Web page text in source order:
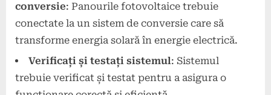
conversie: Panourile fotovoltaice trebuie
conectate la un sistem de conversie care să
transforme energia solară în energie electrică.
Verificați și testați sistemul: Sistemul
trebuie verificat și testat pentru a asigura o